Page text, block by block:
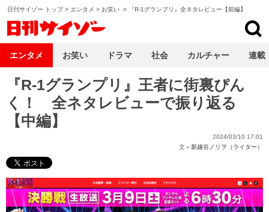
日刊サイゾー トップ> エンタメ > お笑い > 『R-1グランプリ』全ネタレビュー【前編】
『R-1グランプリ』王者に街裏ぴん
く！ 全ネタレビューで振り返る
【中編】
2024/03/10 17:01
文＝新越谷ノリヲ（ライター）
エンタメ お笑い ドラマ 社会 カルチャー 連載